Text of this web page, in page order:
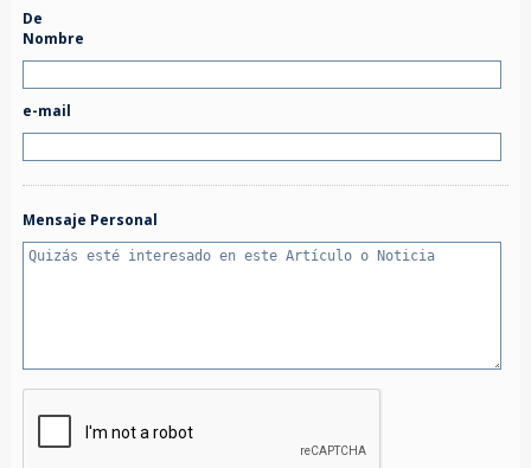
De
Nombre
e-mail
Mensaje Personal